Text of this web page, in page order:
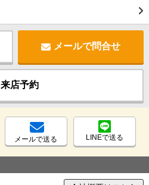
メールで問合せ
来店予約
メールで送る LINEで送る